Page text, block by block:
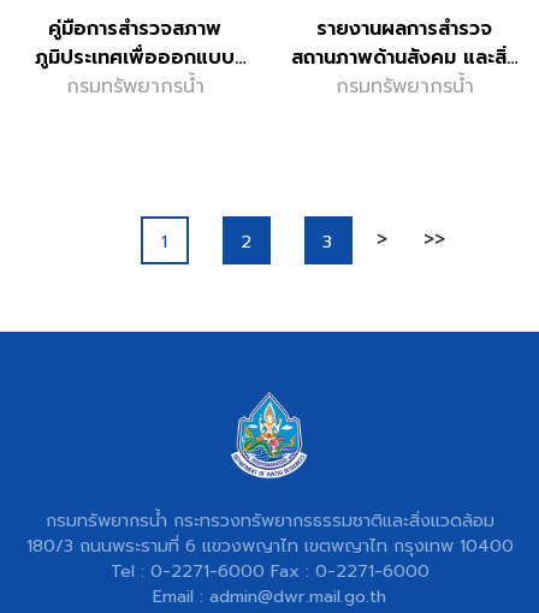
คู่มือการสำรวจสภาพ
ภูมิประเทศเพื่อออกแบบ
โครงการพัฒน..
กรมทรัพยากรน้ำ
รายงานผลการสำรวจ
สถานภาพด้านสังคม และสิ่ง
แวดล้อม โด..
กรมทรัพยากรน้ำ
1 2 3 > >>
กรมทรัพยากรน้ำ กระทรวงทรัพยากรธรรมชาติและสิ่งแวดล้อม
180/3 ถนนพระรามที่ 6 แขวงพญาไท เขตพญาไท กรุงเทพ 10400
Tel : 0-2271-6000 Fax : 0-2271-6000
Email : admin@dwr.mail.go.th